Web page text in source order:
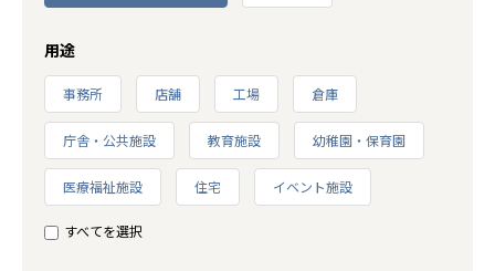
用途
事務所 店舗 工場 倉庫
庁舎・公共施設 教育施設 幼稚園・保育園
医療福祉施設 住宅 イベント施設
すべてを選択